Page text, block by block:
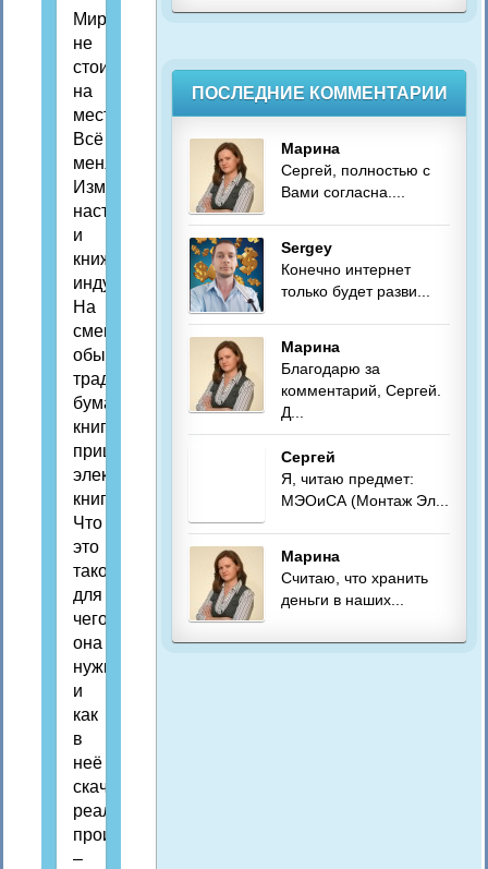
Мир
не
стоит
на
месте.
Всё
меняется.
Изменения
настигли
и
книжную
индустрию.
На
смену
обычным
традиционным
бумажным
книгам
пришла
электронная
книга.
Что
это
такое,
для
чего
она
нужна
и
как
в
неё
скачать
реальные
произведения
–
ПОСЛЕДНИЕ КОММЕНТАРИИ
Марина
Сергей, полностью с
Вами согласна....
Sergey
Конечно интернет
только будет разви...
Марина
Благодарю за
комментарий, Сергей.
Д...
Сергей
Я, читаю предмет:
МЭОиСА (Монтаж Эл...
Марина
Считаю, что хранить
деньги в наших...